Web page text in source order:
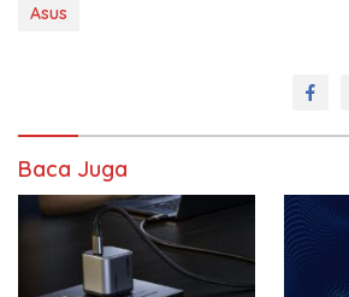
Asus
Baca Juga